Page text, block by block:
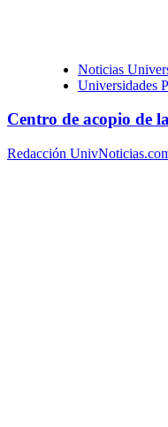
Noticias
Universidades
Centro de acopio de
Redacción